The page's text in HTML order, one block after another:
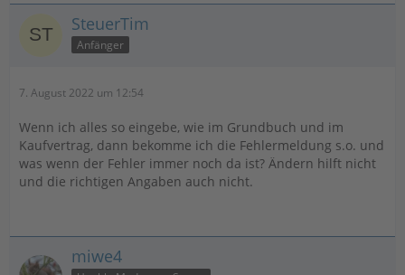
SteuerTim
Anfänger
7. August 2022 um 12:54
Wenn ich alles so eingebe, wie im Grundbuch und im
Kaufvertrag, dann bekomme ich die Fehlermeldung s.o. und
was wenn der Fehler immer noch da ist? Ändern hilft nicht
und die richtigen Angaben auch nicht.
miwe4